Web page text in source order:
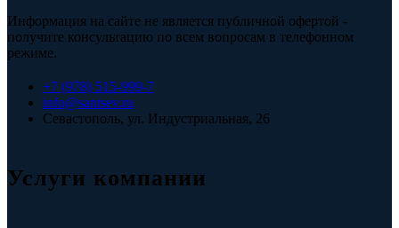
Информация на сайте не является публичной офертой -
получите консультацию по всем вопросам в телефонном
режиме.
+7 (978) 515-999-7
info@santsev.ru
Севастополь, ул. Индустриальная, 26
Услуги компании